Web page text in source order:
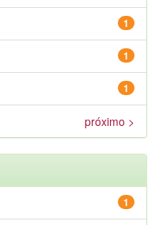
1
1
1
próximo >
1